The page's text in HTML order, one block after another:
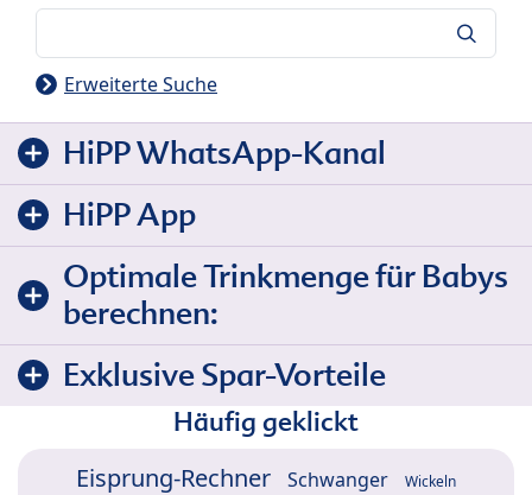
Erweiterte Suche
HiPP WhatsApp-Kanal
HiPP App
Optimale Trinkmenge für Babys
berechnen:
Exklusive Spar-Vorteile
Häufig geklickt
Eisprung-Rechner Schwanger Wickeln